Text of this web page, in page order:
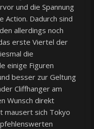
und die Spannung
Action. Dadurch sind
allerdings noch
erste Viertel der
die
einige Figuren
besser zur Geltung
Cliffhanger am
Wunsch direkt
mausert sich Tokyo